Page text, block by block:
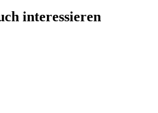
interessieren